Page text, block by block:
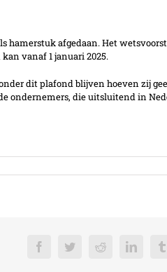
hamerstuk afgedaan. Het
vanaf 1 januari 2025.
dit plafond blijven hoeven zij
ondernemers, die uitsluitend in
FacebookTwitterReddit